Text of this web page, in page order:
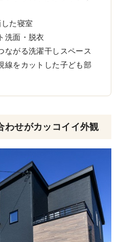
た寝室
洗面・脱衣
ながる洗濯干しスペース
線をカットした子ども部
わせがカッコイイ外観